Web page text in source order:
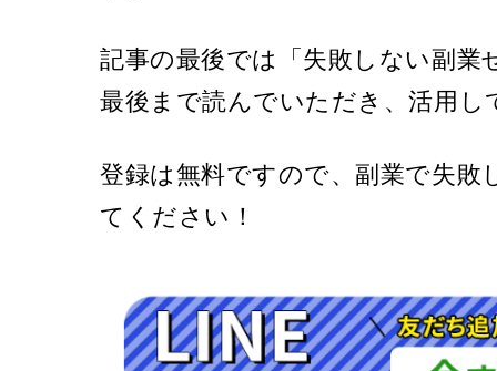
記事の最後では「失敗しない副
最後まで読んでいただき、活用し
登録は無料ですので、副業で失敗
てください！